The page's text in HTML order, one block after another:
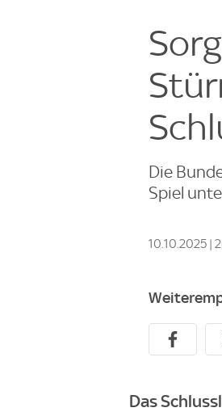
Die
Spiel
10.10.2025 |
Das